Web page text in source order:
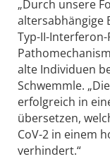
„Durch unsere
altersabhängige
Typ-II-
alte Individuen
Schwemmle.
erfolgreich in
übersetzen,
CoV-2 in einem
verhindert.“